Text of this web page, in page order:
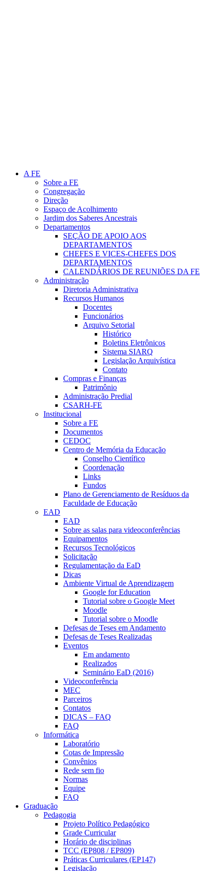
A FE
Sobre a FE
Congregação
Direção
Espaço de Acolhimento
Jardim dos Saberes Ancestrais
Departamentos
SEÇÃO DE APOIO AOS
DEPARTAMENTOS
CHEFES E VICES-CHEFES DOS
DEPARTAMENTOS
CALENDÁRIOS DE REUNIÕES DA FE
Administração
Diretoria Administrativa
Recursos Humanos
Docentes
Funcionários
Arquivo Setorial
Histórico
Boletins Eletrônicos
Sistema SIARQ
Legislação Arquivística
Contato
Compras e Finanças
Patrimônio
Administração Predial
CSARH-FE
Institucional
Sobre a FE
Documentos
CEDOC
Centro de Memória da Educação
Conselho Científico
Coordenação
Links
Fundos
Plano de Gerenciamento de Resíduos da
Faculdade de Educação
EAD
EAD
Sobre as salas para videoconferências
Equipamentos
Recursos Tecnológicos
Solicitação
Regulamentação da EaD
Dicas
Ambiente Virtual de Aprendizagem
Google for Education
Tutorial sobre o Google Meet
Moodle
Tutorial sobre o Moodle
Defesas de Teses em Andamento
Defesas de Teses Realizadas
Eventos
Em andamento
Realizados
Seminário EaD (2016)
Videoconferência
MEC
Parceiros
Contatos
DICAS – FAQ
FAQ
Informática
Laboratório
Cotas de Impressão
Convênios
Rede sem fio
Normas
Equipe
FAQ
Graduação
Pedagogia
Projeto Político Pedagógico
Grade Curricular
Horário de disciplinas
TCC (EP808 / EP809)
Práticas Curriculares (EP147)
Legislação